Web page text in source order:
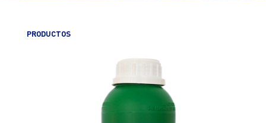
PRODUCTOS